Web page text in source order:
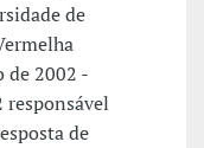
de
de 2002 -
responsável
de